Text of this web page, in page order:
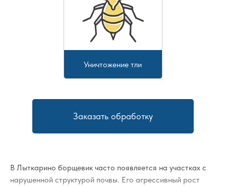
Уничтожение тли
Заказать обработку
В Лыткарино борщевик часто появляется на участках с
нарушенной структурой почвы. Его агрессивный рост